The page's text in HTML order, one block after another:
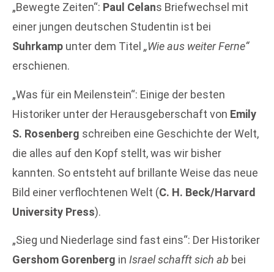
„Bewegte Zeiten“: Paul Celans Briefwechsel mit
einer jungen deutschen Studentin ist bei
Suhrkamp unter dem Titel „Wie aus weiter Ferne“
erschienen.
„Was für ein Meilenstein“: Einige der besten
Historiker unter der Herausgeberschaft von Emily
S. Rosenberg schreiben eine Geschichte der Welt,
die alles auf den Kopf stellt, was wir bisher
kannten. So entsteht auf brillante Weise das neue
Bild einer verflochtenen Welt (C. H. Beck/Harvard
University Press).
„Sieg und Niederlage sind fast eins“: Der Historiker
Gershom Gorenberg in Israel schafft sich ab bei